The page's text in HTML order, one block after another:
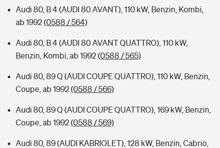
Audi 80, B 4 (AUDI 80 AVANT), 110 kW, Benzin, Kombi,
ab 1992(0588 / 564)
Audi 80, B 4 (AUDI 80 AVANT QUATTRO), 110 kW,
Benzin, Kombi, ab 1992(0588 / 565)
Audi 80, 89 Q (AUDI COUPE QUATTRO), 110 kW, Benzin,
Coupe, ab 1992(0588 / 566)
Audi 80, 89 Q (AUDI COUPE QUATTRO), 169 kW, Benzin,
Coupe, ab 1992(0588 / 569)
Audi 80, 89 (AUDI KABRIOLET), 128 kW, Benzin, Cabrio,